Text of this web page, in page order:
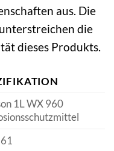
aus. Die
die
dieses Produkts.
1L WX 960